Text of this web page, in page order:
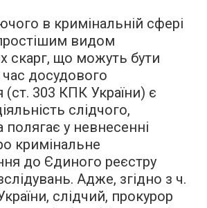
в кримінальній сфері
видом
скарг, що можуть бути
досудового
(ст. 303 КПК України) є
слідчого,
полягає у невнесенні
кримінальне
до Єдиного реєстру
Адже, згідно з ч.
слідчий, прокурор